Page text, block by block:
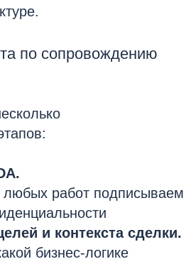
по сопровождению
работ подписываем
и контекста сделки.
бизнес‑логике